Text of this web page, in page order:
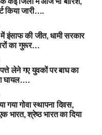
विकल्प हैं, जबकि Joe
खेला जाएगा?
11:00 बजे (IST) खेला
खेला जाएगा?
में खेला जाएगा।
Questions
Match 24 कब
समय अनुसार शाम 7:30
जाएगा।
लेखक के व्यक्तिगत विश्लेषण,
में वित्तीय जोखिम शामिल
का उपयोग करें और जिम्मेदारी
Match 23: Playing
Hindi
Match 23: Pitch
किया जारी….
इंसाफ की जीत, धामी सरकार
का गुरूर…
लेने गए युवकों पर बाघ का
घायल….
गया गोवा स्थापना दिवस,
भारत, श्रेष्ठ भारत का दिया